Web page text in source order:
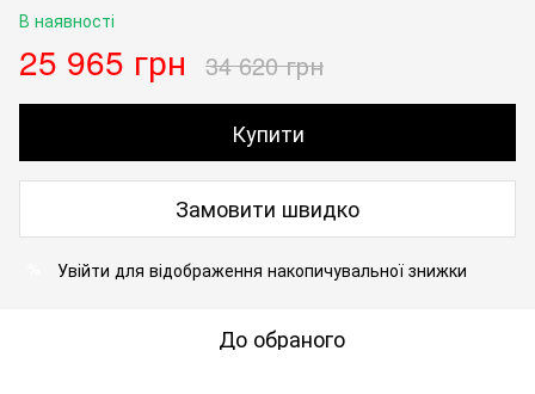
В наявності
25 965 грн 34 620 грн
Купити
Замовити швидко
Увійти для відображення накопичувальної знижки
До обраного